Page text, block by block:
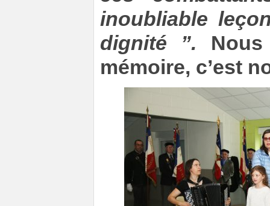
inoubliable
dignité ”.
mémoire, c’est